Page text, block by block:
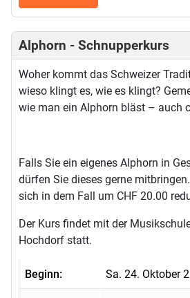
Alphorn - Schnupperkurs
Woher kommt das Schweizer
wieso klingt es, wie es klingt?
wie man ein Alphorn bläst – auch
Falls Sie ein eigenes Alphorn in
dürfen Sie dieses gerne
sich in dem Fall um CHF 20.00
Der Kurs findet mit der
Hochdorf statt.
Beginn: Sa. 24. Oktober